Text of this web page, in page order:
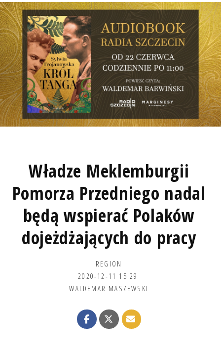
Władze Meklemburgii
Pomorza Przedniego nadal
będą wspierać Polaków
dojeżdżających do pracy
REGION
2020-12-11 15:29
WALDEMAR MASZEWSKI